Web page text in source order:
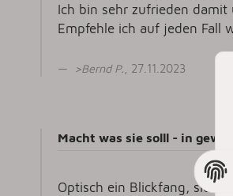
Ich bin sehr zufrieden damit
Empfehle ich auf jeden Fall
>Bernd P. , 27.11.2023
Macht was sie solll - in
Optisch ein Blickfang, sie